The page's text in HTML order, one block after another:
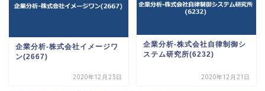
企業分析-株式会社イメージワ
ン(2667)
2020年12月23日
企業分析-株式会社自律制御シ
ステム研究所(6232)
2020年12月21日